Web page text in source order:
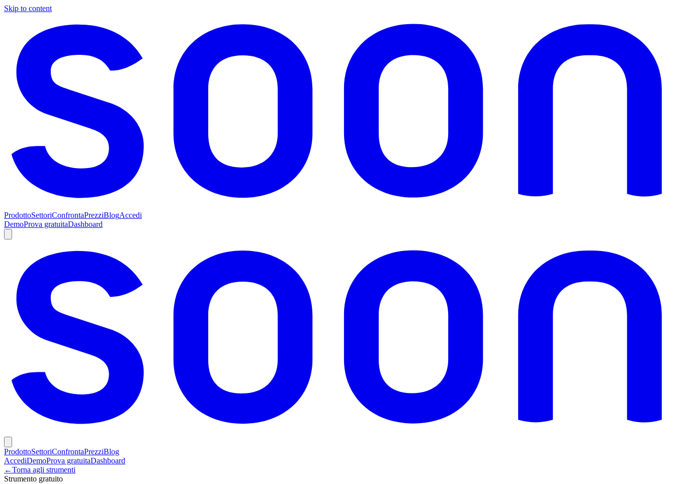
Skip to content
ProdottoSettoriConfrontaPrezziBlogAccedi
DemoProva gratuitaDashboard
ProdottoSettoriConfrontaPrezziBlog
AccediDemoProva gratuitaDashboard
←Torna agli strumenti
Strumento gratuito